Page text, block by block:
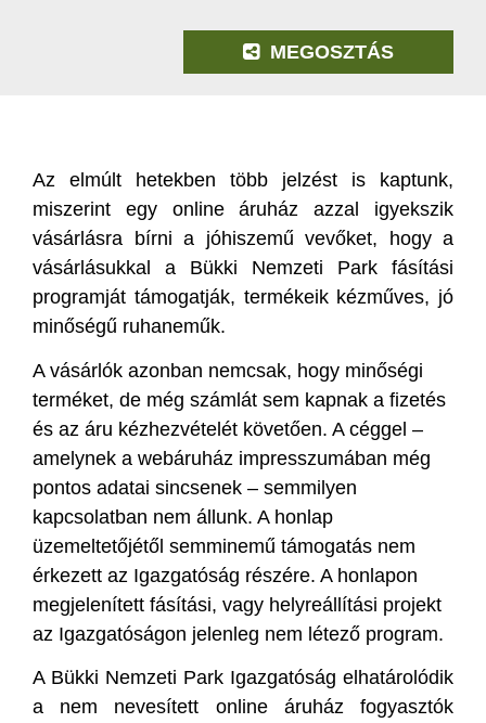
MEGOSZTÁS
Az elmúlt hetekben több jelzést is kaptunk,
miszerint egy online áruház azzal igyekszik
vásárlásra bírni a jóhiszemű vevőket, hogy a
vásárlásukkal a Bükki Nemzeti Park fásítási
programját támogatják, termékeik kézműves, jó
minőségű ruhaneműk.
A vásárlók azonban nemcsak, hogy minőségi
terméket, de még számlát sem kapnak a fizetés
és az áru kézhezvételét követően. A céggel –
amelynek a webáruház impresszumában még
pontos adatai sincsenek – semmilyen
kapcsolatban nem állunk. A honlap
üzemeltetőjétől semminemű támogatás nem
érkezett az Igazgatóság részére. A honlapon
megjelenített fásítási, vagy helyreállítási projekt
az Igazgatóságon jelenleg nem létező program.
A Bükki Nemzeti Park Igazgatóság elhatárolódik
a nem nevesített online áruház fogyasztók